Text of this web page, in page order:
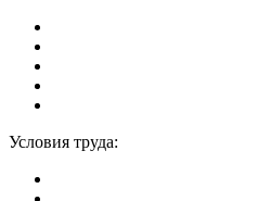
Условия труда: